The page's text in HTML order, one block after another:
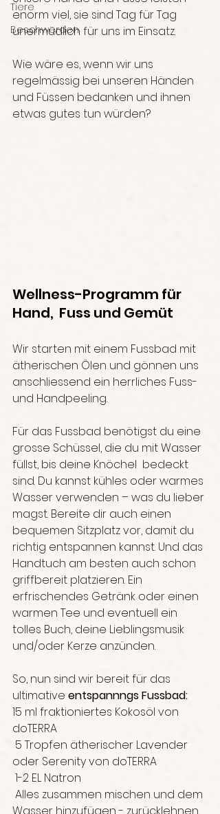
Tiere
Beschwerden
enorm viel, sie sind Tag für Tag
unermüdlich für uns im Einsatz.
Wie wäre es, wenn wir uns
regelmässig bei unseren Händen
und Füssen bedanken und ihnen
etwas gutes tun würden?
Wellness-Programm für
Hand,  Fuss und Gemüt
Wir starten mit einem Fussbad mit
ätherischen Ölen und gönnen uns
anschliessend ein herrliches Fuss-
und Handpeeling.
Für das Fussbad benötigst du eine
grosse Schüssel, die du mit Wasser
füllst, bis deine Knöchel  bedeckt
sind. Du kannst kühles oder warmes
Wasser verwenden – was du lieber
magst. Bereite dir auch einen
bequemen Sitzplatz vor, damit du
richtig entspannen kannst. Und das
Handtuch am besten auch schon
griffbereit platzieren. Ein
erfrischendes Getränk oder einen
warmen Tee und eventuell ein
tolles Buch, deine Lieblingsmusik
und/oder Kerze anzünden.
So, nun sind wir bereit für das
ultimative entspannngs Fussbad:
15 ml fraktioniertes Kokosöl von
doTERRA
oder Serenity von doTERRA
1-2 EL Natron